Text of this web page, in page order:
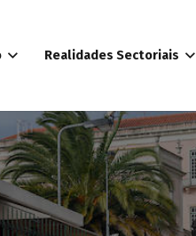
Realidades Sectoriais